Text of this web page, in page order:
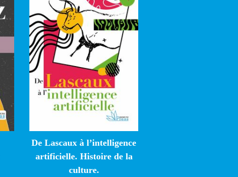
De Lascaux à l’intelligence
artificielle. Histoire de la
culture.